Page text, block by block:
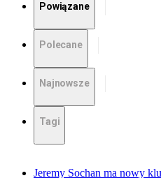
Powiązane
Polecane
Najnowsze
Tagi
Jeremy Sochan ma nowy